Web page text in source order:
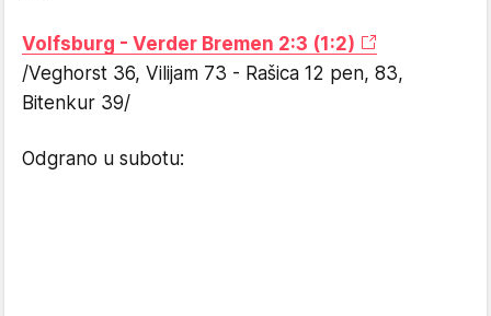
Volfsburg - Verder Bremen 2:3 (1:2)
/Veghorst 36, Vilijam 73 - Rašica 12 pen, 83,
Bitenkur 39/
Odgrano u subotu: